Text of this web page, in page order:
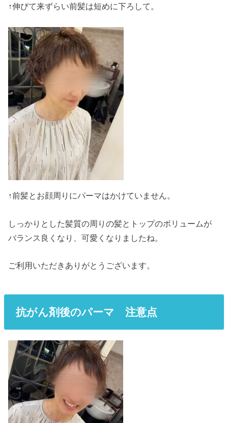
↑伸びて来ずらい前髪は短めに下ろして。
↑前髪とお顔周りにパーマはかけていません。
しっかりとした髪質の周りの髪とトップのボリュームが
バランス良くなり、可愛くなりましたね。
ご利用いただきありがとうございます。
抗がん剤後のパーマ 注意点